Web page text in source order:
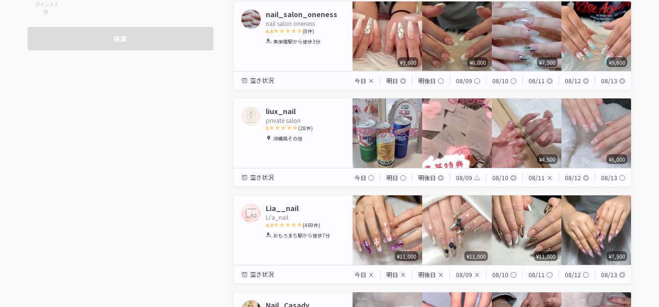
ポイント3
倍
検索
nail_salon_oneness
nail salon oneness
4.8
1 2 3 4 5
(8件)
美栄橋駅から徒歩3分
¥9,600 ¥6,000 ¥7,500 ¥9,600
空き状況 今日 × 明日 ◎ 明後日 ◯ 08/09 ◯ 08/10 ◯ 08/11 ◎ 08/12 ◎ 08/13 ◎
liux_nail
private salon
5
1 2 3 4 5
(28件)
沖縄県その他
¥4,500 ¥6,000
空き状況 今日 ◯ 明日 ◯ 明後日 ◎ 08/09 △ 08/10 ◎ 08/11 × 08/12 ◎ 08/13 ◯
Lia__nail
Li'a_nail
4.9
1 2 3 4 5
(469件)
おもろまち駅から徒歩7分
¥11,000 ¥11,000 ¥11,000 ¥7,500
空き状況 今日 × 明日 × 明後日 × 08/09 × 08/10 ◯ 08/11 ◯ 08/12 ◯ 08/13 ◎
Nail_Casady